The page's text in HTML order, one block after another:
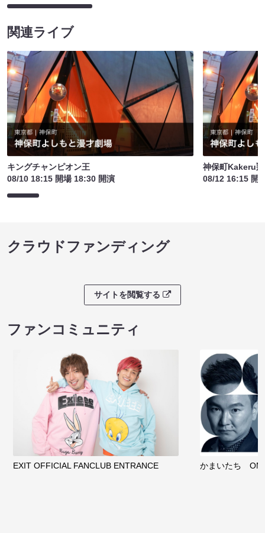
関連ライブ
キングチャンピオン王
08/10 18:15 開場 18:30 開演
神保町Kakeru
08/12 16:15 開
クラウドファンディング
サイトを閲覧する
ファンコミュニティ
EXIT OFFICIAL FANCLUB ENTRANCE かまいたち